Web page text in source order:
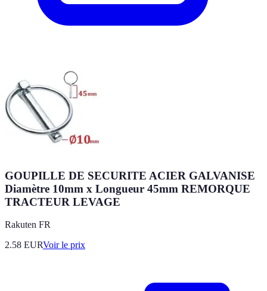
GOUPILLE DE SECURITE ACIER GALVANISE
Diamètre 10mm x Longueur 45mm REMORQUE
TRACTEUR LEVAGE
Rakuten FR
2.58 EURVoir le prix